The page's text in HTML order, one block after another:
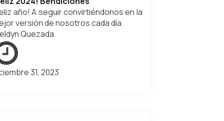
año! A seguir convirtiéndonos en la
versión de nosotros cada día.
Quezada
31, 2023